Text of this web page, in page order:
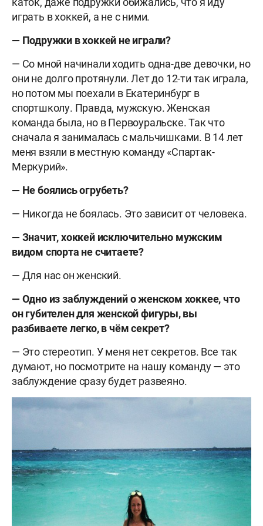
играть в хоккей, а не с ними.
— Подружки в хоккей не играли?
— Со мной начинали ходить одна-две девочки, но
они не долго протянули. Лет до 12-ти так играла,
но потом мы поехали в Екатеринбург в
спортшколу. Правда, мужскую. Женская
команда была, но в Первоуральске. Так что
сначала я занималась с мальчишками. В 14 лет
меня взяли в местную команду «Спартак-
Меркурий».
— Не боялись огрубеть?
— Никогда не боялась. Это зависит от человека.
— Значит, хоккей исключительно мужским
видом спорта не считаете?
— Для нас он женский.
— Одно из заблуждений о женском хоккее, что
он губителен для женской фигуры, вы
разбиваете легко, в чём секрет?
— Это стереотип. У меня нет секретов. Все так
думают, но посмотрите на нашу команду — это
заблуждение сразу будет развеяно.